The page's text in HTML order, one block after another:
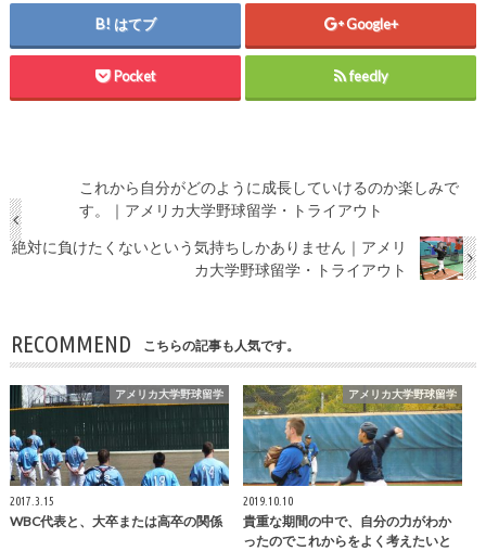
はてブ Google+
Pocket feedly
これから自分がどのように成長していけるのか楽しみで
す。｜アメリカ大学野球留学・トライアウト
絶対に負けたくないという気持ちしかありません｜アメリ
カ大学野球留学・トライアウト
RECOMMEND こちらの記事も人気です。
アメリカ大学野球留学
2017.3.15
WBC代表と、大卒または高卒の関係
アメリカ大学野球留学
2019.10.10
貴重な期間の中で、自分の力がわか
ったのでこれからをよく考えたいと